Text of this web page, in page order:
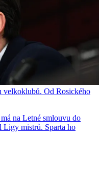
velkoklubů. Od Rosického
na Letné smlouvu do
Ligy mistrů. Sparta ho